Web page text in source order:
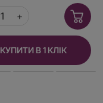
КУПИТИ В 1 КЛІК